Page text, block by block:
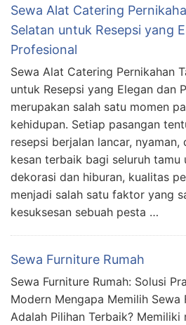
Sewa Alat Catering
Selatan untuk Resepsi yang
Profesional
Sewa Alat Catering Pernikahan
untuk Resepsi yang Elegan dan
merupakan salah satu momen
kehidupan. Setiap pasangan
resepsi berjalan lancar, nyaman,
kesan terbaik bagi seluruh tamu
dekorasi dan hiburan, kualitas
menjadi salah satu faktor yang
kesuksesan sebuah pesta …
Sewa Furniture Rumah
Sewa Furniture Rumah: Solusi
Modern Mengapa Memilih Sewa
Adalah Pilihan Terbaik? Memiliki